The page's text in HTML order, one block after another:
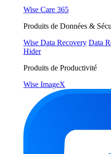
Wise Care 365
Produits de Données &
Wise Data Recovery Data
Hider
Produits de Productivité
Wise ImageX